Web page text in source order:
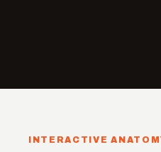
INTERACTIVE